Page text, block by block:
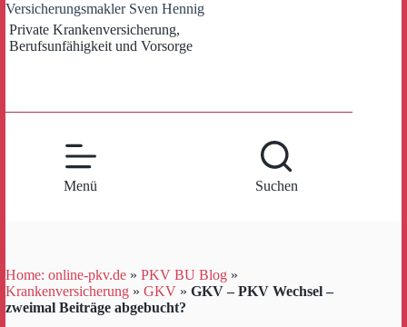
Versicherungsmakler Sven Hennig
Private Krankenversicherung,
Berufsunfähigkeit und Vorsorge
Menü Suchen
Home: online-pkv.de » PKV BU Blog »
Krankenversicherung » GKV » GKV – PKV Wechsel –
zweimal Beiträge abgebucht?